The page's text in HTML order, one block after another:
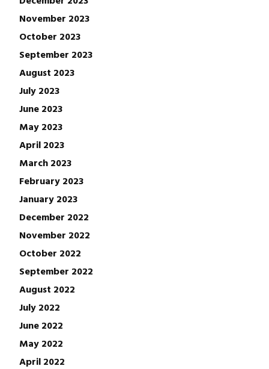
November 2023
October 2023
September 2023
August 2023
July 2023
June 2023
May 2023
April 2023
March 2023
February 2023
January 2023
December 2022
November 2022
October 2022
September 2022
August 2022
July 2022
June 2022
May 2022
April 2022